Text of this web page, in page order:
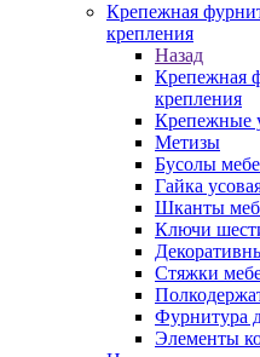
Крепежная
крепления
Назад
Крепежная
крепления
Крепежные
Метизы
Бусолы
Гайка
Шканты
Ключи
Стяжки
Фурнитура
Элементы